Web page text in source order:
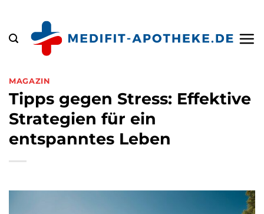
springen
MAGAZIN
Tipps gegen Stress: Effektive
Strategien für ein
entspanntes Leben